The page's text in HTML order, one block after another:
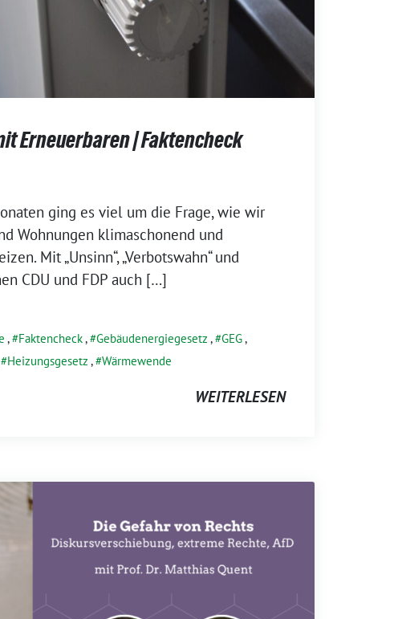
Erneuerbaren | Faktencheck
ging es viel um die Frage, wie wir
Wohnungen klimaschonend und
Mit „Unsinn“, „Verbotswahn“ und
CDU und FDP auch […]
, Faktencheck, Gebäudenergiegesetz , GEG,
Heizungsgesetz , Wärmewende
WEITERLESEN